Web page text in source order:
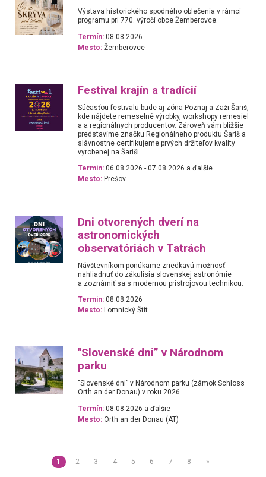
Výstava historického spodného oblečenia v rámci
programu pri 770. výročí obce Žemberovce.
Termín: 08.08.2026
Mesto: Žemberovce
Festival krajín a tradícií
Súčasťou festivalu bude aj zóna Poznaj a Zaži Šariš,
kde nájdete remeselné výrobky, workshopy remesiel
a a regionálnych producentov. Zároveň vám bližšie
predstavíme značku Regionálneho produktu Šariš a
slávnostne certifikujeme prvých držiteľov kvality
vyrobenej na Šariši
Termín: 06.08.2026 - 07.08.2026 a ďalšie
Mesto: Prešov
Dni otvorených dverí na
astronomických
observatóriách v Tatrách
Návštevníkom ponúkame zriedkavú možnosť
nahliadnuť do zákulisia slovenskej astronómie
a zoznámiť sa s modernou prístrojovou technikou.
Termín: 08.08.2026
Mesto: Lomnický Štít
"Slovenské dni” v Národnom
parku
"Slovenské dni” v Národnom parku (zámok Schloss
Orth an der Donau) v roku 2026
Termín: 08.08.2026 a ďalšie
Mesto: Orth an der Donau (AT)
1 2 3 4 5 6 7 8 »